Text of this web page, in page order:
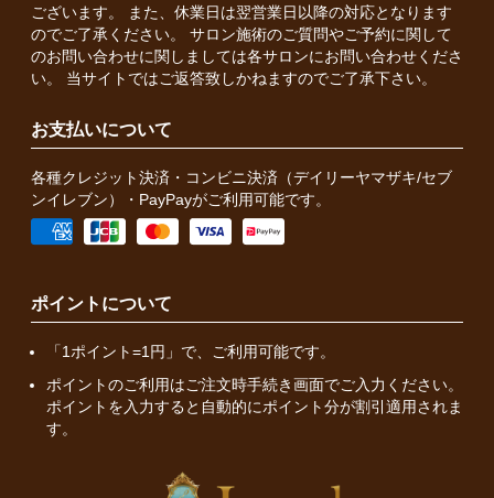
ございます。 また、休業日は翌営業日以降の対応となります
のでご了承ください。 サロン施術のご質問やご予約に関して
のお問い合わせに関しましては各サロンにお問い合わせくださ
い。 当サイトではご返答致しかねますのでご了承下さい。
お支払いについて
各種クレジット決済・コンビニ決済（デイリーヤマザキ/セブ
ンイレブン）・PayPayがご利用可能です。
ポイントについて
「1ポイント=1円」で、ご利用可能です。
ポイントのご利用はご注文時手続き画面でご入力ください。
ポイントを入力すると自動的にポイント分が割引適用されま
す。